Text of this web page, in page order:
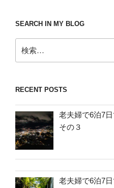
SEARCH IN MY BLOG
索:
RECENT POSTS
老夫婦で6泊7
その３
老夫婦で6泊7